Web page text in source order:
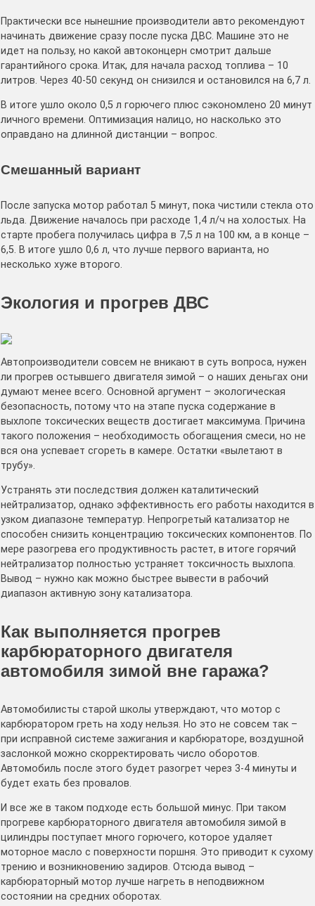
Практически все нынешние производители авто рекомендуют
начинать движение сразу после пуска ДВС. Машине это не
идет на пользу, но какой автоконцерн смотрит дальше
гарантийного срока. Итак, для начала расход топлива – 10
литров. Через 40-50 секунд он снизился и остановился на 6,7 л.
В итоге ушло около 0,5 л горючего плюс сэкономлено 20 минут
личного времени. Оптимизация налицо, но насколько это
оправдано на длинной дистанции – вопрос.
Смешанный вариант
После запуска мотор работал 5 минут, пока чистили стекла ото
льда. Движение началось при расходе 1,4 л/ч на холостых. На
старте пробега получилась цифра в 7,5 л на 100 км, а в конце –
6,5. В итоге ушло 0,6 л, что лучше первого варианта, но
несколько хуже второго.
Экология и прогрев ДВС
Автопроизводители совсем не вникают в суть вопроса, нужен
ли прогрев остывшего двигателя зимой – о наших деньгах они
думают менее всего. Основной аргумент – экологическая
безопасность, потому что на этапе пуска содержание в
выхлопе токсических веществ достигает максимума. Причина
такого положения – необходимость обогащения смеси, но не
вся она успевает сгореть в камере. Остатки «вылетают в
трубу».
Устранять эти последствия должен каталитический
нейтрализатор, однако эффективность его работы находится в
узком диапазоне температур. Непрогретый катализатор не
способен снизить концентрацию токсических компонентов. По
мере разогрева его продуктивность растет, в итоге горячий
нейтрализатор полностью устраняет токсичность выхлопа.
Вывод – нужно как можно быстрее вывести в рабочий
диапазон активную зону катализатора.
Как выполняется прогрев
карбюраторного двигателя
автомобиля зимой вне гаража?
Автомобилисты старой школы утверждают, что мотор с
карбюратором греть на ходу нельзя. Но это не совсем так –
при исправной системе зажигания и карбюраторе, воздушной
заслонкой можно скорректировать число оборотов.
Автомобиль после этого будет разогрет через 3-4 минуты и
будет ехать без провалов.
И все же в таком подходе есть большой минус. При таком
прогреве карбюраторного двигателя автомобиля зимой в
цилиндры поступает много горючего, которое удаляет
моторное масло с поверхности поршня. Это приводит к сухому
трению и возникновению задиров. Отсюда вывод –
карбюраторный мотор лучше нагреть в неподвижном
состоянии на средних оборотах.